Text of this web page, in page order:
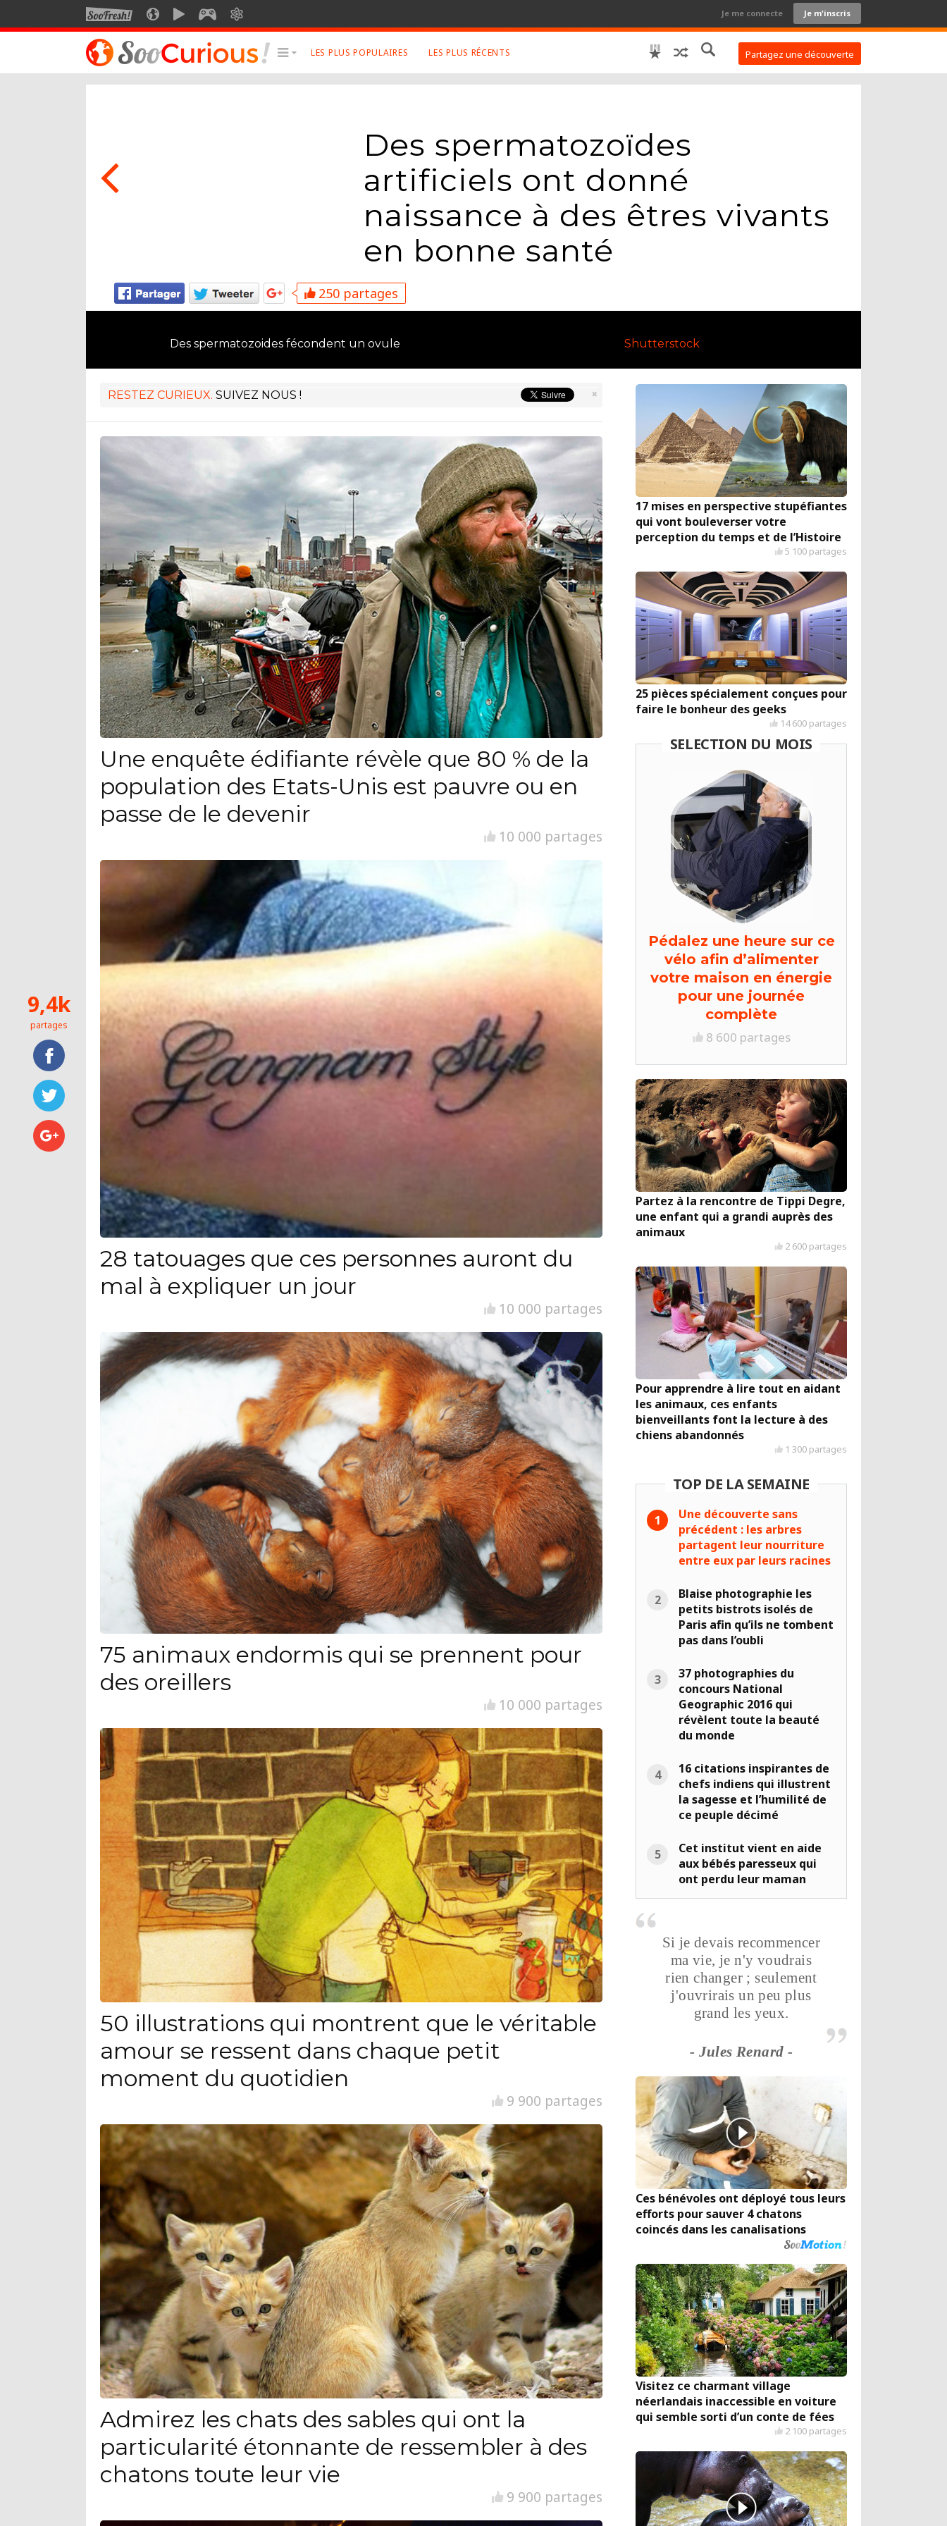
SOOFRESHSOOCURIOUSSOOMOTIONSOOGEEK Je me connecte Je m'inscris
Photographies
Google+
Mentions Légales
LES PLUS POPULAIRES LES PLUS RÉCENTS Partagez une découverte
Des spermatozoïdes
artificiels ont donné
naissance à des êtres vivants
en bonne santé
250 partages
Des spermatozoides fécondent un ovule Shutterstock
×
RESTEZ CURIEUX. SUIVEZ NOUS !
Une enquête édifiante révèle que 80 % de la
population des Etats-Unis est pauvre ou en
passe de le devenir
10 000 partages
28 tatouages que ces personnes auront du
mal à expliquer un jour
10 000 partages
75 animaux endormis qui se prennent pour
des oreillers
10 000 partages
50 illustrations qui montrent que le véritable
amour se ressent dans chaque petit
moment du quotidien
9 900 partages
Admirez les chats des sables qui ont la
particularité étonnante de ressembler à des
chatons toute leur vie
9 900 partages
17 mises en perspective stupéfiantes
qui vont bouleverser votre
perception du temps et de l’Histoire
5 100 partages
25 pièces spécialement conçues pour
faire le bonheur des geeks
14 600 partages
SELECTION DU MOIS
Pédalez une heure sur ce
vélo afin d’alimenter
votre maison en énergie
pour une journée
complète
8 600 partages
Partez à la rencontre de Tippi Degre,
une enfant qui a grandi auprès des
animaux
2 600 partages
Pour apprendre à lire tout en aidant
les animaux, ces enfants
bienveillants font la lecture à des
chiens abandonnés
1 300 partages
TOP DE LA SEMAINE
Une découverte sans
précédent : les arbres
partagent leur nourriture
entre eux par leurs racines
Blaise photographie les
petits bistrots isolés de
Paris afin qu’ils ne tombent
pas dans l’oubli
37 photographies du
concours National
Geographic 2016 qui
révèlent toute la beauté
du monde
16 citations inspirantes de
chefs indiens qui illustrent
la sagesse et l’humilité de
ce peuple décimé
Cet institut vient en aide
aux bébés paresseux qui
ont perdu leur maman
Si je devais recommencer
ma vie, je n'y voudrais
rien changer ; seulement
j'ouvrirais un peu plus
grand les yeux.
- Jules Renard -
Ces bénévoles ont déployé tous leurs
efforts pour sauver 4 chatons
coincés dans les canalisations
Visitez ce charmant village
néerlandais inaccessible en voiture
qui semble sorti d’un conte de fées
2 100 partages
9,4k
partages